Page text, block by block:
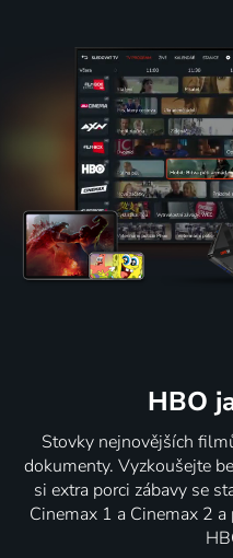
HBO
Stovky nejnovějších
dokumenty. Vyzkoušejte
si extra porci zábavy se
Cinemax 1 a Cinemax 2